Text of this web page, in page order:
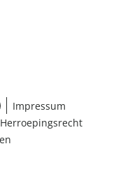
Impressum
Herroepingsrecht